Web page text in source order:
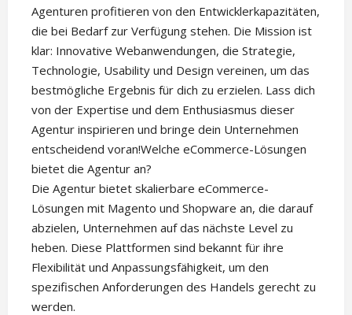
Agenturen profitieren von den Entwicklerkapazitäten,
die bei Bedarf zur Verfügung stehen. Die Mission ist
klar: Innovative Webanwendungen, die Strategie,
Technologie, Usability und Design vereinen, um das
bestmögliche Ergebnis für dich zu erzielen. Lass dich
von der Expertise und dem Enthusiasmus dieser
Agentur inspirieren und bringe dein Unternehmen
entscheidend voran!Welche eCommerce-Lösungen
bietet die Agentur an?
Die Agentur bietet skalierbare eCommerce-
Lösungen mit Magento und Shopware an, die darauf
abzielen, Unternehmen auf das nächste Level zu
heben. Diese Plattformen sind bekannt für ihre
Flexibilität und Anpassungsfähigkeit, um den
spezifischen Anforderungen des Handels gerecht zu
werden.